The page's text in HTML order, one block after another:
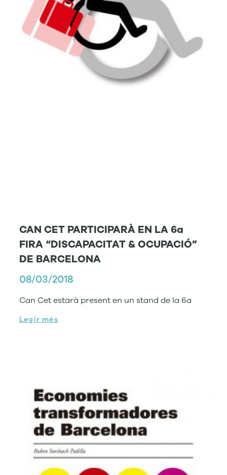
CAN CET PARTICIPARÀ EN LA 6a
FIRA “DISCAPACITAT & OCUPACIÓ”
DE BARCELONA
08/03/2018
Can Cet estarà present en un stand de la 6a
Legir més